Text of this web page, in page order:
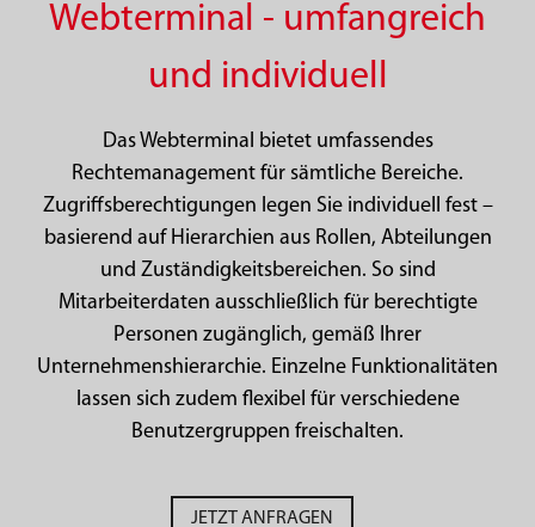
Webterminal - umfangreich
und individuell
Das Webterminal bietet umfassendes
Rechtemanagement für sämtliche Bereiche.
Zugriffsberechtigungen legen Sie individuell fest –
basierend auf Hierarchien aus Rollen, Abteilungen
und Zuständigkeitsbereichen. So sind
Mitarbeiterdaten ausschließlich für berechtigte
Personen zugänglich, gemäß Ihrer
Unternehmenshierarchie. Einzelne Funktionalitäten
lassen sich zudem flexibel für verschiedene
Benutzergruppen freischalten.
JETZT ANFRAGEN